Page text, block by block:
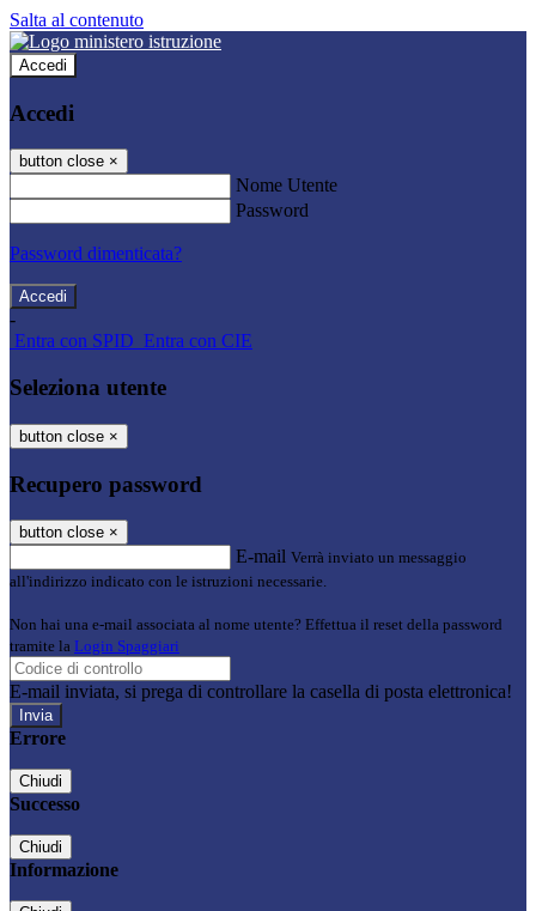
Salta al contenuto
Accedi
Accedi
button close ×
Nome Utente
Password
Password dimenticata?
-
Entra con SPID Entra con CIE
Seleziona utente
button close ×
Recupero password
button close ×
E-mail Verrà inviato un messaggio
all'indirizzo indicato con le istruzioni necessarie.
Non hai una e-mail associata al nome utente? Effettua il reset della password
tramite la Login Spaggiari
E-mail inviata, si prega di controllare la casella di posta elettronica!
Errore
Chiudi
Successo
Chiudi
Informazione